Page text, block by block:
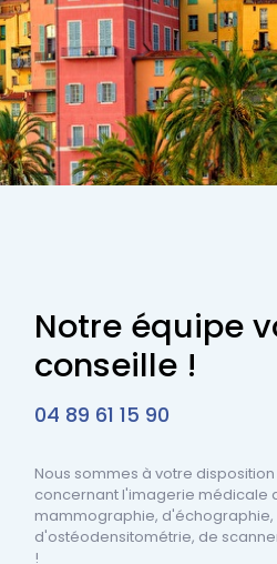
Notre équipe
conseille !
04 89 61 15 90
Nous sommes à votre
concernant l'imagerie médicale
mammographie,
d'ostéodensitométrie, de
!